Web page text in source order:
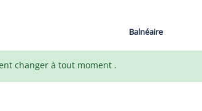
Balnéaire
changer à tout moment .